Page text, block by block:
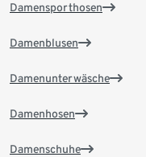
Damensporthosen
Damenblusen
Damenunterwäsche
Damenhosen
Damenschuhe